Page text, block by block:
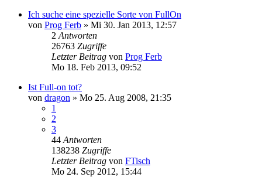
Ich suche eine spezielle Sorte von FullOn
von Prog Ferb » Mi 30. Jan 2013, 12:57
2 Antworten
26763 Zugriffe
Letzter Beitrag von Prog Ferb
Mo 18. Feb 2013, 09:52
Ist Full-on tot?
von dragon » Mo 25. Aug 2008, 21:35
1
2
3
44 Antworten
138238 Zugriffe
Letzter Beitrag von FTisch
Mo 24. Sep 2012, 15:44